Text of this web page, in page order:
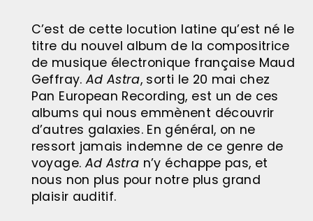
C’est de cette locution latine qu’est né le
titre du nouvel album de la compositrice
de musique électronique française Maud
Geffray. Ad Astra, sorti le 20 mai chez
Pan European Recording, est un de ces
albums qui nous emmènent découvrir
d’autres galaxies. En général, on ne
ressort jamais indemne de ce genre de
voyage. Ad Astra n’y échappe pas, et
nous non plus pour notre plus grand
plaisir auditif.